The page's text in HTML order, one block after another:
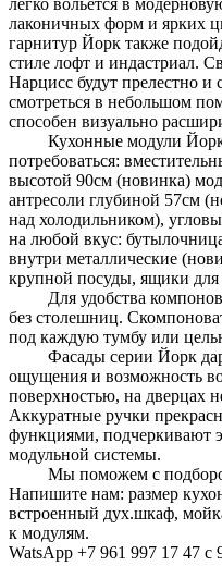
лаконичных форм и ярких
гарнитур Йорк также
стиле лофт и индастриал.
Нарцисс будут прелестно и
смотреться в небольшом
способен визуально
Кухонные модули Йорк
потребоваться:
высотой 90см (новинка)
антресоли глубиной 57см
над холодильником),
на любой вкус:
внутри металлические
крупной посуды, ящики для
Для удобства
без столешниц.
под каждую тумбу или
Фасады серии Йорк
ощущения и возможность
поверхностью, на дверцах
Аккуратные ручки
функциями, подчеркивают
модульной системы.
Мы поможем с подбором
Напишите нам: размер
встроенный дух.шкаф,
к модулям.
WatsApp +7 961 997 17 47